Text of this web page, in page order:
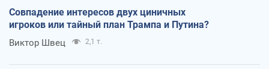
Совпадение интересов двух циничных
игроков или тайный план Трампа и Путина?
Виктор Швец 2,1 т.